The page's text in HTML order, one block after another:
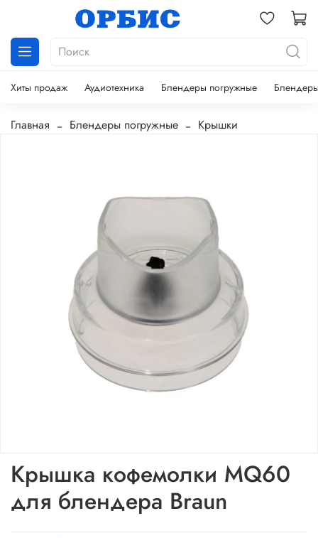
Хиты продаж Аудиотехника Блендеры погружные
Главная Блендеры погружные Крышки
Крышка кофемолки MQ60
для блендера Braun